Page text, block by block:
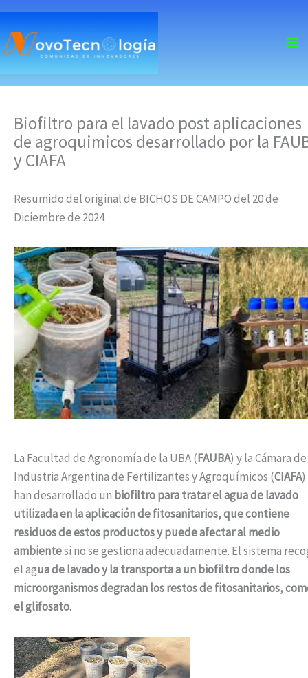
skip
content
Biofiltro para el lavado post aplicaciones
de agroquimicos desarrollado por la
y CIAFA
Resumido del original de BICHOS DE CAMPO del 20 de
Diciembre de 2024
La Facultad de Agronomía de la UBA (FAUBA) y la Cámara
Industria Argentina de Fertilizantes y Agroquímicos (CIAFA)
han desarrollado un biofiltro para tratar el agua de lavado
utilizada en la aplicación de fitosanitarios, que contiene
residuos de estos productos y puede afectar al medio
ambientesi no se gestiona adecuadamente. El sistema
el agua de lavado y la transporta a un biofiltro donde los
microorganismos degradan los restos de fitosanitarios,
el glifosato.